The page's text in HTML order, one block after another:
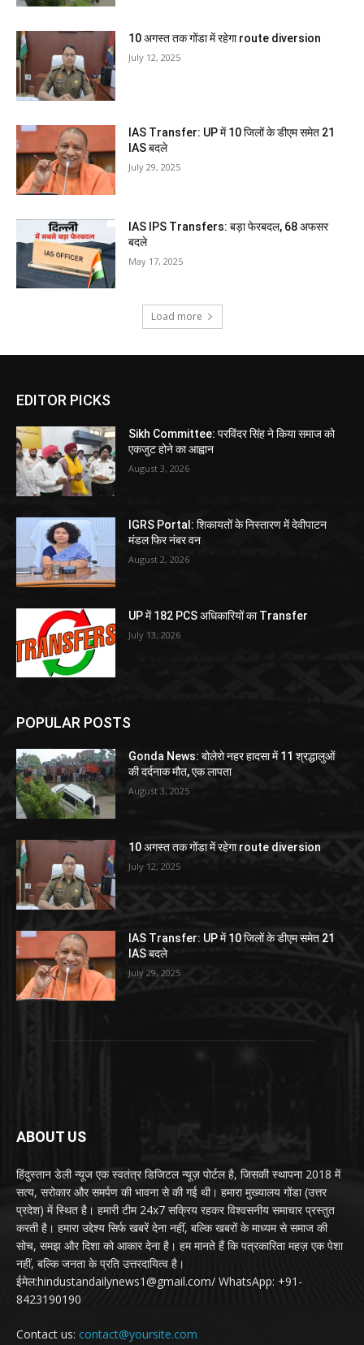
10 अगस्त तक गोंडा में रहेगा route diversion
July 12, 2025
IAS Transfer: UP में 10 जिलों के डीएम समेत 21
IAS बदले
July 29, 2025
IAS IPS Transfers: बड़ा फेरबदल, 68 अफसर
बदले
May 17, 2025
Load more
EDITOR PICKS
Sikh Committee: परविंदर सिंह ने किया समाज को
एकजुट होने का आह्वान
August 3, 2026
IGRS Portal: शिकायतों के निस्तारण में देवीपाटन
मंडल फिर नंबर वन
August 2, 2026
UP में 182 PCS अधिकारियों का Transfer
July 13, 2026
POPULAR POSTS
Gonda News: बोलेरो नहर हादसा में 11 श्रद्धालुओं
की दर्दनाक मौत, एक लापता
August 3, 2025
10 अगस्त तक गोंडा में रहेगा route diversion
July 12, 2025
IAS Transfer: UP में 10 जिलों के डीएम समेत 21
IAS बदले
July 29, 2025
ABOUT US
हिंदुस्तान डेली न्यूज एक स्वतंत्र डिजिटल न्यूज़ पोर्टल है, जिसकी स्थापना 2018 में
सत्य, सरोकार और समर्पण की भावना से की गई थी। हमारा मुख्यालय गोंडा (उत्तर
प्रदेश) में स्थित है। हमारी टीम 24x7 सक्रिय रहकर विश्वसनीय समाचार प्रस्तुत
करती है। हमारा उद्देश्य सिर्फ खबरें देना नहीं, बल्कि खबरों के माध्यम से समाज की
सोच, समझ और दिशा को आकार देना है। हम मानते हैं कि पत्रकारिता महज़ एक पेशा
नहीं, बल्कि जनता के प्रति उत्तरदायित्व है।
ईमेल:hindustandailynews1@gmail.com/ WhatsApp: +91-
8423190190
Contact us: contact@yoursite.com